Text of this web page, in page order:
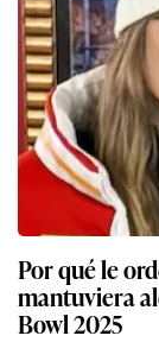
Por qué le
mantuviera
Bowl 2025